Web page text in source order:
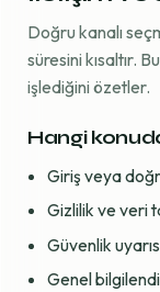
Doğru kanalı
süresini kısaltır.
işlediğini özetler.
Hangi
Giriş veya
Gizlilik ve veri
Güvenlik
Genel